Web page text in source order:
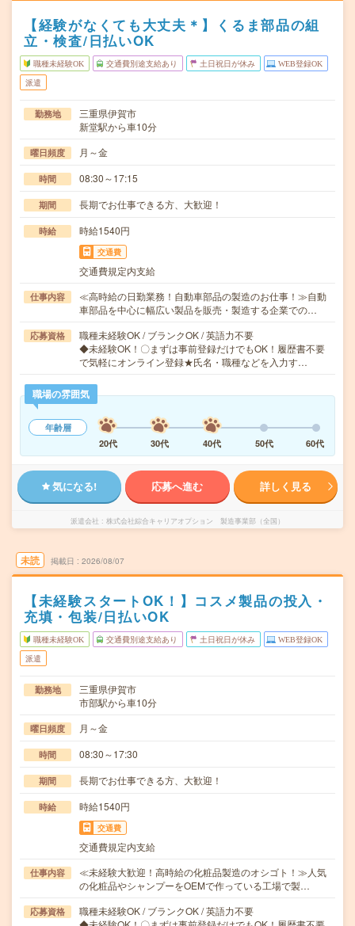
【経験がなくても大丈夫＊】くるま部品の組
立・検査/日払いOK
職種未経験OK 交通費別途支給あり 土日祝日が休み WEB登録OK
派遣
勤務地
三重県伊賀市
新堂駅から車10分
曜日頻度 月～金
時間 08:30～17:15
期間 長期でお仕事できる方、大歓迎！
時給 時給1540円
交通費
交通費規定内支給
仕事内容
≪高時給の日勤業務！自動車部品の製造のお仕事！≫自動
車部品を中心に幅広い製品を販売・製造する企業での…
応募資格
職種未経験OK / ブランクOK / 英語力不要
◆未経験OK！〇まずは事前登録だけでもOK！履歴書不要
で気軽にオンライン登録★氏名・職種などを入力す…
職場の雰囲気
年齢層
20代
30代 40代 50代 60代
気になる! 応募へ進む 詳しく見る
派遣会社 株式会社綜合キャリアオプション 製造事業部（全国）
未読 掲載日 2026/08/07
【未経験スタートOK！】コスメ製品の投入・
充填・包装/日払いOK
職種未経験OK 交通費別途支給あり 土日祝日が休み WEB登録OK
派遣
勤務地
三重県伊賀市
市部駅から車10分
曜日頻度 月～金
時間 08:30～17:30
期間 長期でお仕事できる方、大歓迎！
時給 時給1540円
交通費
交通費規定内支給
仕事内容
≪未経験大歓迎！高時給の化粧品製造のオシゴト！≫人気
の化粧品やシャンプーをOEMで作っている工場で製…
応募資格
職種未経験OK / ブランクOK / 英語力不要